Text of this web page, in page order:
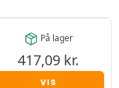
På lager
417,09 kr.
VIS